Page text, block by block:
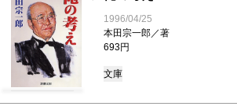
1996/04/25
本田宗一郎／著
693円
文庫